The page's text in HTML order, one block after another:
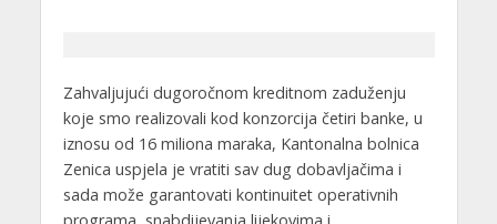
Zahvaljujući dugoročnom kreditnom zaduženju
koje smo realizovali kod konzorcija četiri banke, u
iznosu od 16 miliona maraka, Kantonalna bolnica
Zenica uspjela je vratiti sav dug dobavljačima i
sada može garantovati kontinuitet operativnih